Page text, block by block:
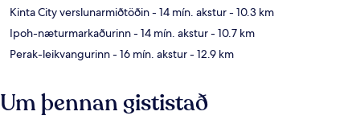
Kinta City verslunarmiðtöðin- 14 mín. akstur- 10.3 km
Ipoh-næturmarkaðurinn- 14 mín. akstur- 10.7 km
Perak-leikvangurinn- 16 mín. akstur- 12.9 km
Um þennan gististað